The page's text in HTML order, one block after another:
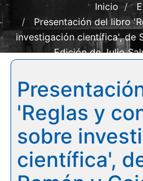
Inicio
Presentación del libro
investigación científica', de
Edición de Julio
'Reglas y
sobre
científica',